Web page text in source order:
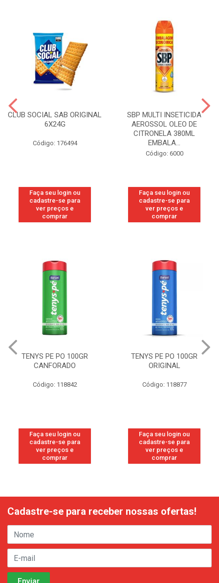
CLUB SOCIAL SAB ORIGINAL
6X24G
Código: 176494
Faça seu login ou
cadastre-se para
ver preços e
comprar
SBP MULTI INSETICIDA
AEROSSOL OLEO DE
CITRONELA 380ML
EMBALA...
Código: 6000
Faça seu login ou
cadastre-se para
ver preços e
comprar
TENYS PE PO 100GR
CANFORADO
Código: 118842
Faça seu login ou
cadastre-se para
ver preços e
comprar
TENYS PE PO 100GR
ORIGINAL
Código: 118877
Faça seu login ou
cadastre-se para
ver preços e
comprar
Cadastre-se para receber nossas ofertas!